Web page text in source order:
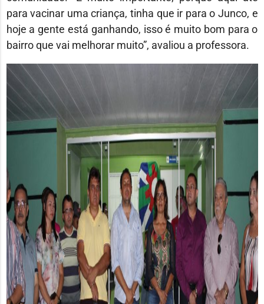
para vacinar uma criança, tinha que ir para o Junco, e
hoje a gente está ganhando, isso é muito bom para o
bairro que vai melhorar muito”, avaliou a professora.